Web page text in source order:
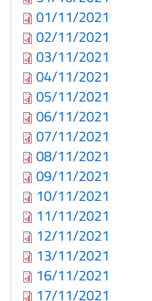
01/11/2021
02/11/2021
03/11/2021
04/11/2021
05/11/2021
06/11/2021
07/11/2021
08/11/2021
09/11/2021
10/11/2021
11/11/2021
12/11/2021
13/11/2021
16/11/2021
17/11/2021